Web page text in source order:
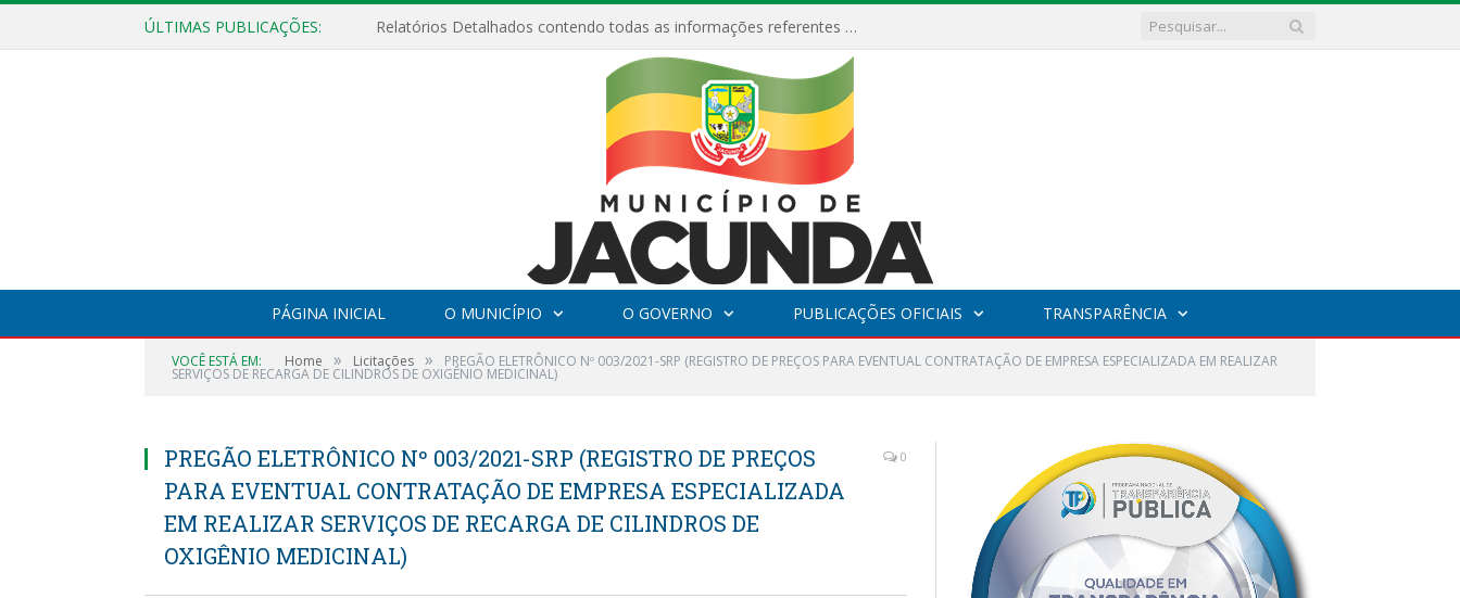
ÚLTIMAS PUBLICAÇÕES: Relatórios Detalhados contendo todas as informações referentes a execução de recursos destinados ao fomento de projetos culturais no Município de Jacundá entre os anos de 2022 ao presente ano de 2026.
PÁGINA INICIAL O MUNICÍPIO O GOVERNO PUBLICAÇÕES OFICIAIS TRANSPARÊNCIA
VOCÊ ESTÁ EM: Home » Licitações » PREGÃO ELETRÔNICO Nº 003/2021-SRP (REGISTRO DE PREÇOS PARA EVENTUAL CONTRATAÇÃO DE EMPRESA ESPECIALIZADA EM REALIZAR
SERVIÇOS DE RECARGA DE CILINDROS DE OXIGÊNIO MEDICINAL)
PREGÃO ELETRÔNICO Nº 003/2021-SRP (REGISTRO DE PREÇOS
PARA EVENTUAL CONTRATAÇÃO DE EMPRESA ESPECIALIZADA
EM REALIZAR SERVIÇOS DE RECARGA DE CILINDROS DE
OXIGÊNIO MEDICINAL)
0